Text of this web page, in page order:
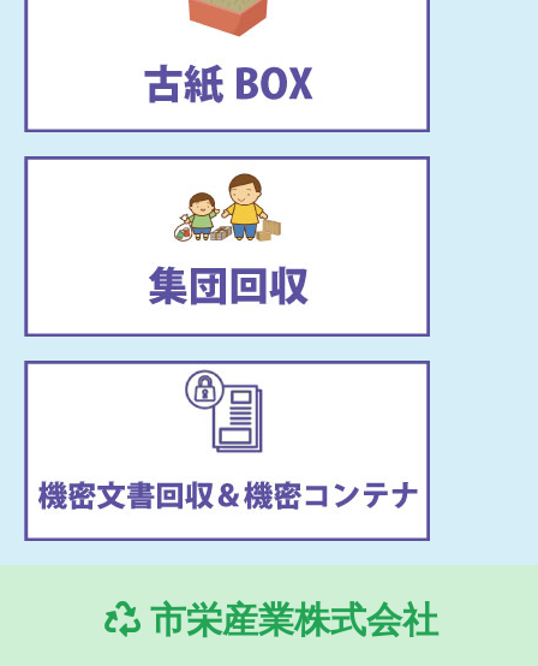
市栄産業株式会社